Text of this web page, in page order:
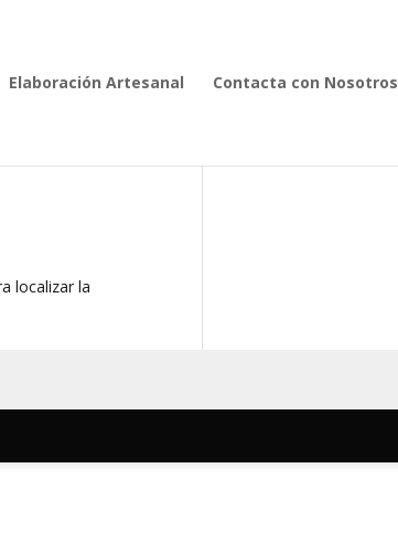
Elaboración Artesanal Contacta con Nosotros
localizar la